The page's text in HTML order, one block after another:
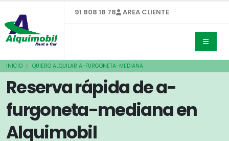
91 808 18 78 AREA CLIENTE
INICIO QUIERO ALQUILAR A-FURGONETA-MEDIANA
Reserva rápida de a-
furgoneta-mediana en
Alquimobil